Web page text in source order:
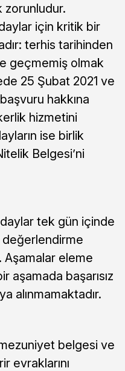
zorunludur.
için kritik bir
terhis tarihinden
geçmemiş olmak
25 Şubat 2021 ve
hakkına
hizmetini
ise birlik
Belgesi’ni
tek gün içinde
değerlendirme
eleme
aşamada başarısız
alınmamaktadır.
belgesi ve
evraklarını